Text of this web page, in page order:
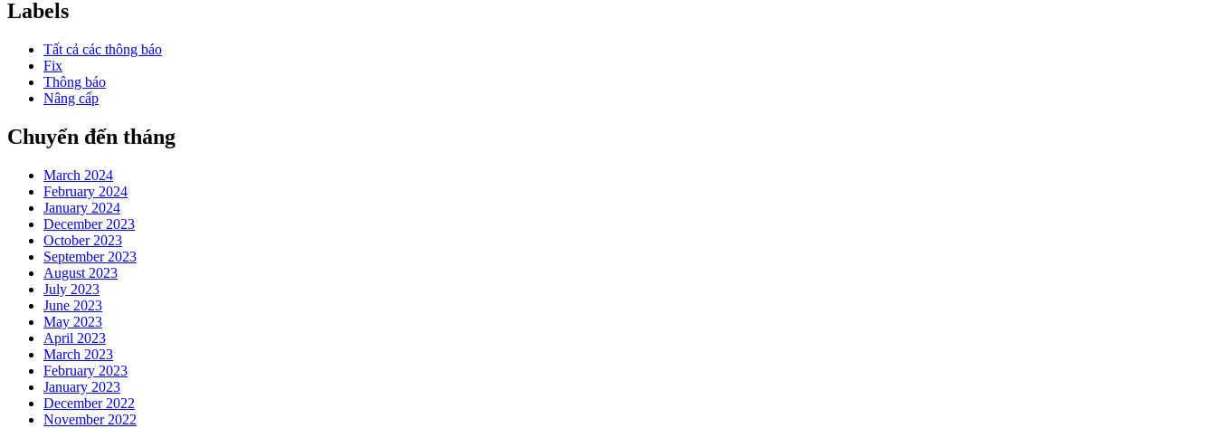
Labels
Tất cả các thông báo
Fix
Thông báo
Nâng cấp
Chuyển đến tháng
March 2024
February 2024
January 2024
December 2023
October 2023
September 2023
August 2023
July 2023
June 2023
May 2023
April 2023
March 2023
February 2023
January 2023
December 2022
November 2022